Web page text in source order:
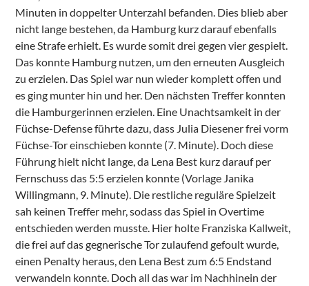
Minuten in doppelter Unterzahl befanden. Dies blieb aber
nicht lange bestehen, da Hamburg kurz darauf ebenfalls
eine Strafe erhielt. Es wurde somit drei gegen vier gespielt.
Das konnte Hamburg nutzen, um den erneuten Ausgleich
zu erzielen. Das Spiel war nun wieder komplett offen und
es ging munter hin und her. Den nächsten Treffer konnten
die Hamburgerinnen erzielen. Eine Unachtsamkeit in der
Füchse-Defense führte dazu, dass Julia Diesener frei vorm
Füchse-Tor einschieben konnte (7. Minute). Doch diese
Führung hielt nicht lange, da Lena Best kurz darauf per
Fernschuss das 5:5 erzielen konnte (Vorlage Janika
Willingmann, 9. Minute). Die restliche reguläre Spielzeit
sah keinen Treffer mehr, sodass das Spiel in Overtime
entschieden werden musste. Hier holte Franziska Kallweit,
die frei auf das gegnerische Tor zulaufend gefoult wurde,
einen Penalty heraus, den Lena Best zum 6:5 Endstand
verwandeln konnte. Doch all das war im Nachhinein der